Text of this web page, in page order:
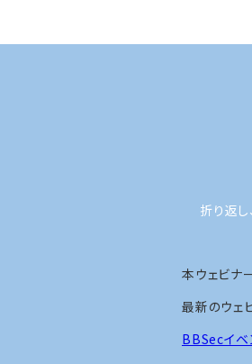
折り返
本ウェビナ
最新のウェ
BBSecイベ